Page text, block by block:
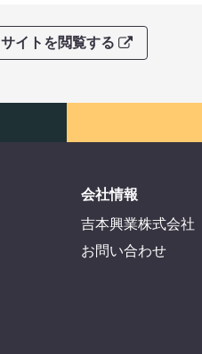
サイトを閲覧する
会社情報
吉本興業株式会社
お問い合わせ